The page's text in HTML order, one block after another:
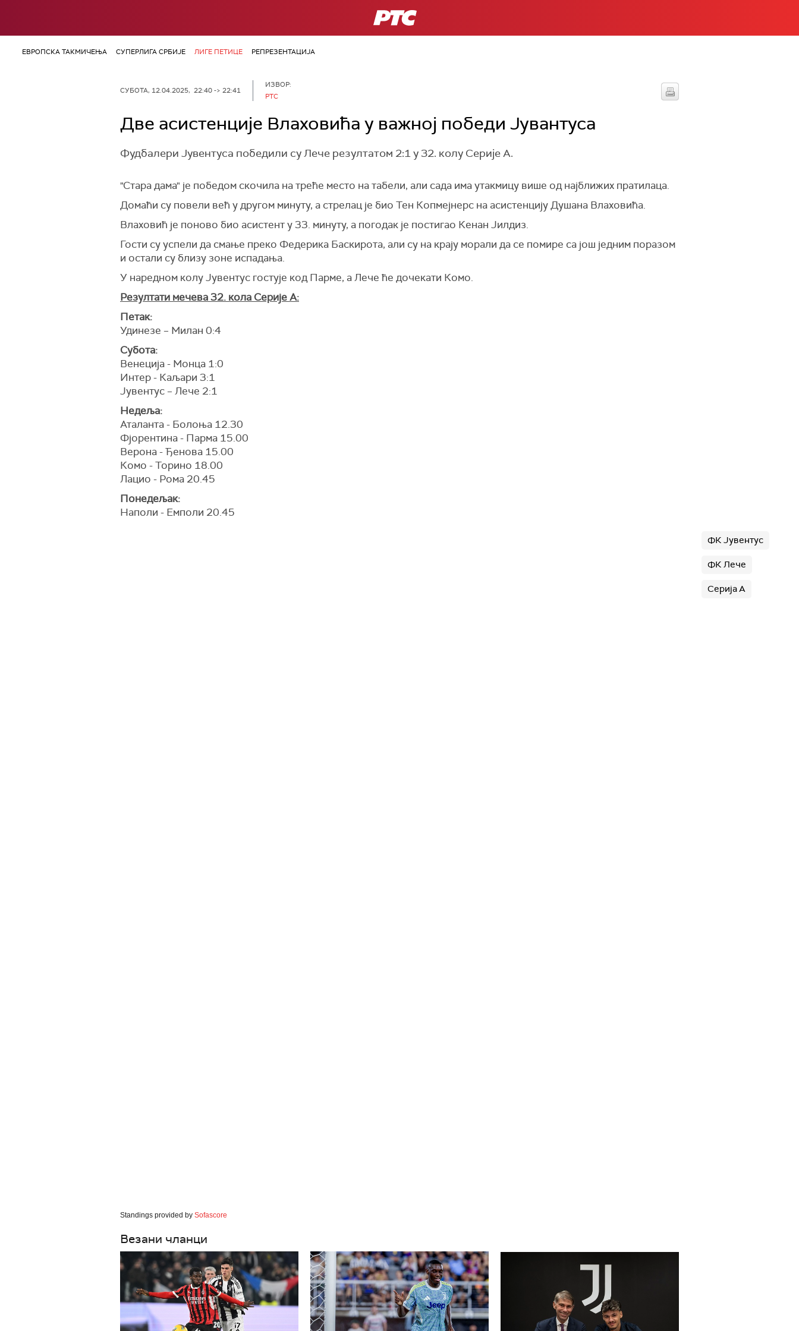
РТС
ЕВРОПСКА ТАКМИЧЕЊА СУПЕРЛИГА СРБИЈЕ ЛИГЕ ПЕТИЦЕ РЕПРЕЗЕНТАЦИЈА
СУБОТА, 12.04.2025, 22:40 -> 22:41
ИЗВОР:
РТС
Две асистенције Влаховића у важној победи Јувантуса
Фудбалери Јувентуса победили су Лече резултатом 2:1 у 32. колу Серије А.
"Стара дама" је победом скочила на треће место на табели, али сада има утакмицу више од најближих пратилаца.
Домаћи су повели већ у другом минуту, а стрелац је био Тен Копмејнерс на асистенцију Душана Влаховића.
Влаховић је поново био асистент у 33. минуту, а погодак је постигао Кенан Јилдиз.
Гости су успели да смање преко Федерика Баскирота, али су на крају морали да се помире са још једним поразом
и остали су близу зоне испадања.
У наредном колу Јувентус гостује код Парме, а Лече ће дочекати Комо.
Резултати мечева 32. кола Серије А:
Петак:
Удинезе – Милан 0:4
Субота:
Венеција - Монца 1:0
Интер - Каљари 3:1
Јувентус – Лече 2:1
Недеља:
Аталанта - Болоња 12.30
Фјорентина - Парма 15.00
Верона - Ђенова 15.00
Комо - Торино 18.00
Лацио - Рома 20.45
Понедељак:
Наполи - Емполи 20.45
Standings provided by Sofascore
ФК Јувентус
ФК Лече
Серија А
Везани чланци